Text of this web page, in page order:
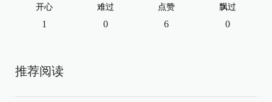
开心
1
难过
0
点赞
6
飘过
0
推荐阅读